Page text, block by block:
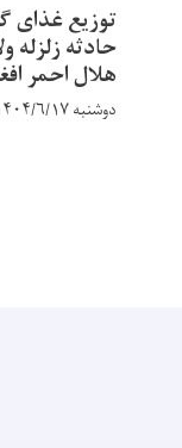
توزیع غذای
حادثه زلزله
هلال احمر
دوشنبه ۱۴۰۴/۶/۱۷ - ۱۴:۵۴